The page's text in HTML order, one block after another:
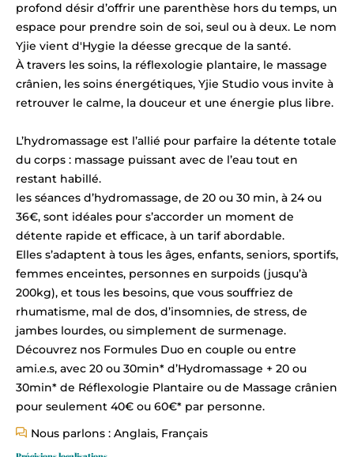
profond désir d’offrir une parenthèse hors du temps, un
espace pour prendre soin de soi, seul ou à deux. Le nom
Yjie vient d'Hygie la déesse grecque de la santé.
À travers les soins, la réflexologie plantaire, le massage
crânien, les soins énergétiques, Yjie Studio vous invite à
retrouver le calme, la douceur et une énergie plus libre.
L’hydromassage est l’allié pour parfaire la détente totale
du corps : massage puissant avec de l’eau tout en
restant habillé.
les séances d’hydromassage, de 20 ou 30 min, à 24 ou
36€, sont idéales pour s’accorder un moment de
détente rapide et efficace, à un tarif abordable.
Elles s’adaptent à tous les âges, enfants, seniors, sportifs,
femmes enceintes, personnes en surpoids (jusqu’à
200kg), et tous les besoins, que vous souffriez de
rhumatisme, mal de dos, d’insomnies, de stress, de
jambes lourdes, ou simplement de surmenage.
Découvrez nos Formules Duo en couple ou entre
ami.e.s, avec 20 ou 30min* d’Hydromassage + 20 ou
30min* de Réflexologie Plantaire ou de Massage crânien
pour seulement 40€ ou 60€* par personne.
Nous parlons : Anglais, Français